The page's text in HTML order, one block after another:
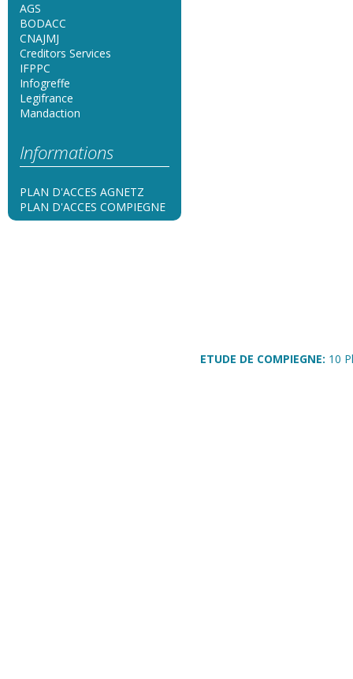
AGS
BODACC
CNAJMJ
Creditors Services
IFPPC
Infogreffe
Legifrance
Mandaction
Informations
PLAN D'ACCES AGNETZ
PLAN D'ACCES COMPIEGNE
ETUDE DE COMPIEGNE: 10